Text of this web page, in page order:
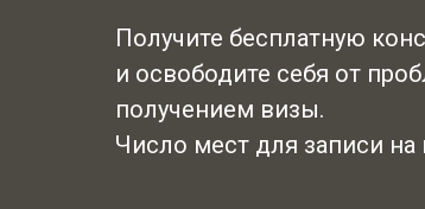
Получите бесплатную
и освободите себя от
получением визы.
Число мест для записи на